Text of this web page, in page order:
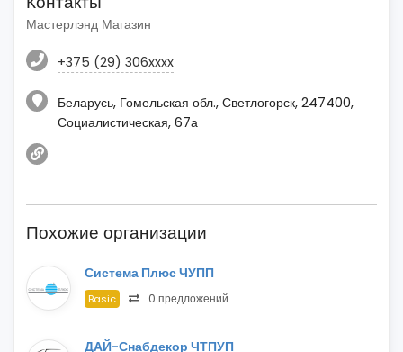
Мастерлэнд Магазин
+375 (29) 306xxxx
Беларусь, Гомельская обл., Светлогорск, 247400,
Социалистическая, 67а
Похожие организации
Система Плюс ЧУПП
Basic 0 предложений
ДАЙ-Снабдекор ЧТПУП